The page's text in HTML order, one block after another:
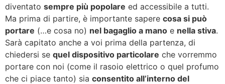
diventato sempre più popolare ed accessibile a tutti.
Ma prima di partire, è importante sapere cosa si può
portare (…e cosa no) nel bagaglio a mano e nella stiva.
Sarà capitato anche a voi prima della partenza, di
chiedersi se quel dispositivo particolare che vorremmo
portare con noi (come il rasoio elettrico o quel profumo
che ci piace tanto) sia consentito all’interno del